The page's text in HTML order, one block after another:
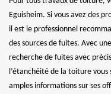
Eguisheim. Si vous avez des
il est le professionnel
des sources de fuites. Avec
recherche de fuites avec
l’étanchéité de la toiture
amples informations sur ses